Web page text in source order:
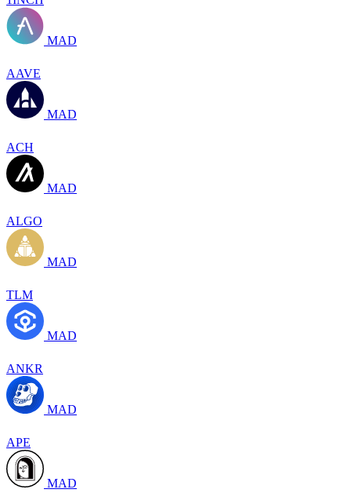
MAD
AAVE
MAD
ACH
MAD
ALGO
MAD
TLM
MAD
ANKR
MAD
APE
MAD